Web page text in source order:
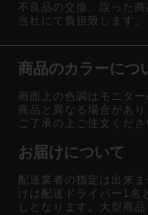
不良品の交換、誤った
当社にて負担致します。
商品のカラーにつ
画面上の色調はモニタ
商品と異なる場合があり
ご了承の上ご注文くださ
お届けについて
配送業者の指定は出来
けは配送ドライバー1名
しとなります。大型商